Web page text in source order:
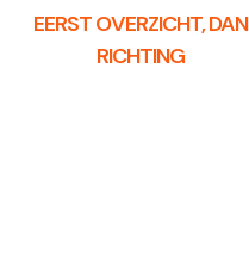
EERST OVERZICHT, DAN
RICHTING